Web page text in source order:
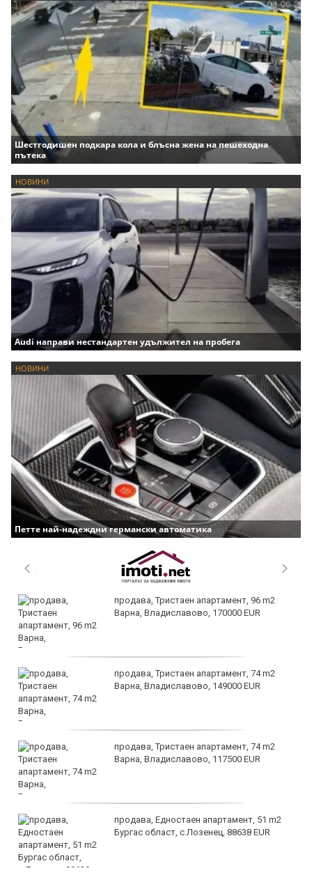
Шестгодишен подкара кола и блъсна жена на пешеходна
пътека
НОВИНИ
Audi направи нестандартен удължител на пробега
НОВИНИ
Петте най-надеждни германски автоматика
продава, Тристаен апартамент, 96 m2
Варна, Владиславово, 170000 EUR
продава, Тристаен апартамент, 74 m2
Варна, Владиславово, 149000 EUR
продава, Тристаен апартамент, 74 m2
Варна, Владиславово, 117500 EUR
продава, Едностаен апартамент, 51 m2
Бургас област, с.Лозенец, 88638 EUR